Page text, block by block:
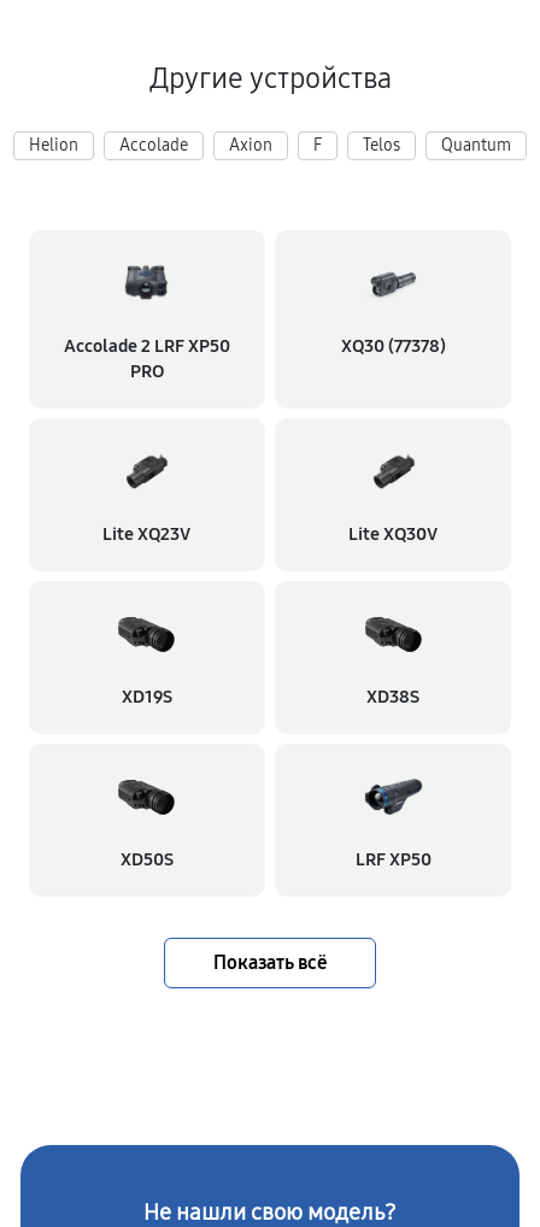
Другие устройства
Helion Accolade Axion F Telos Quantum
Accolade 2 LRF XP50
PRO
XQ30 (77378)
Lite XQ23V Lite XQ30V
XD19S XD38S
XD50S LRF XP50
Показать всё
Не нашли свою модель?